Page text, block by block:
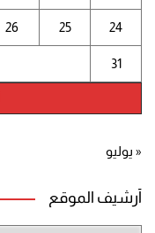
24
25
26
31
« يوليو
أرشيف الموقع